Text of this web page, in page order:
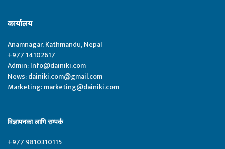
कार्यालय
Anamnagar, Kathmandu, Nepal
+977 14102617
Admin:Info@dainiki.com
News:dainiki.com@gmail.com
Marketing:marketing@dainiki.com
विज्ञापनका लागि सम्पर्क
+977 9810310115